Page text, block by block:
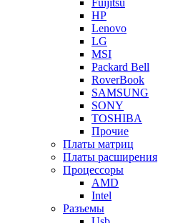
HP
Lenovo
LG
MSI
Packard Bell
RoverBook
SAMSUNG
SONY
TOSHIBA
Прочие
Платы матриц
Платы расширения
Процессоры
AMD
Intel
Разъемы